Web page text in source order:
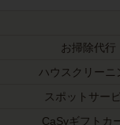
お掃除代行
ハウスクリーニ
スポットサー
CaSyギフトカ